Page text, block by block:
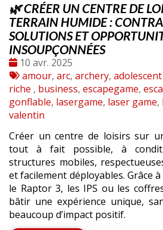
🌿 CRÉER UN CENTRE DE
TERRAIN HUMIDE :
SOLUTIONS ET
INSOUPÇONNÉES
Date
:
10 avr. 2025
Tags
:
amour, arc, archery, adolescent
riche , business, escapegame,
gonflable, lasergame, laser game,
valentin
Créer un centre de loisirs sur
tout à fait possible, à
structures mobiles,
et facilement déployables. Grâce
le Raptor 3, les IPS ou les
bâtir une expérience unique,
beaucoup d’impact positif.